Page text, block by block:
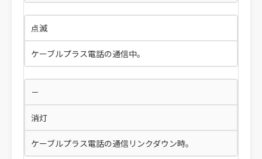
点滅
ケーブルプラス電話の通信中。
－
消灯
ケーブルプラス電話の通信リンクダウン時。